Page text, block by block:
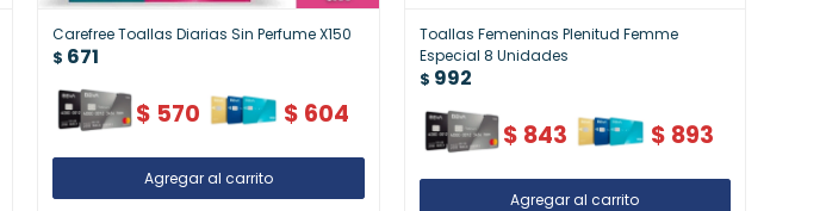
Carefree Toallas Diarias Sin Perfume X150
$ 671
$ 570 $ 604
Toallas Femeninas Plenitud Femme
Especial 8 Unidades
$ 992
$ 843 $ 893